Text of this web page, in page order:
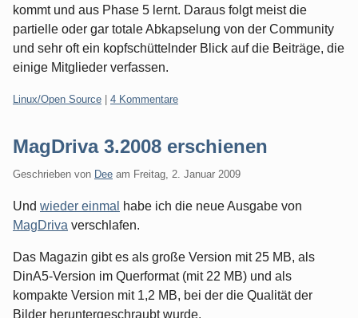
kommt und aus Phase 5 lernt. Daraus folgt meist die
partielle oder gar totale Abkapselung von der Community
und sehr oft ein kopfschüttelnder Blick auf die Beiträge, die
einige Mitglieder verfassen.
Kategorien:
Linux/Open Source 4 Kommentare
MagDriva 3.2008 erschienen
Geschrieben von Dee am Freitag, 2. Januar 2009
Und wieder einmal
habe ich die neue Ausgabe von
MagDriva verschlafen.
Das Magazin gibt es als große Version mit 25 MB, als
DinA5-Version im Querformat (mit 22 MB) und als
kompakte Version mit 1,2 MB, bei der die Qualität der
Bilder heruntergeschraubt wurde.